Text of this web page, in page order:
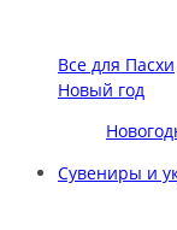
Все для Пасхи
Новый год
Сувениры и